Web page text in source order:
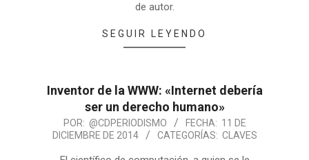
de autor.
SEGUIR LEYENDO
Inventor de la WWW: «Internet debería
ser un derecho humano»
POR: @CDPERIODISMO FECHA: 11 DE
DICIEMBRE DE 2014
CATEGORÍAS: CLAVES